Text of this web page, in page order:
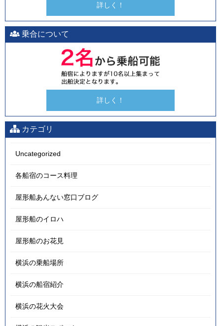
詳しく！
乗合について
詳しく！
カテゴリ
Uncategorized
各船宿のコース料理
屋形船あんない窓口ブログ
屋形船のイロハ
屋形船のお花見
横浜の乗船場所
横浜の船宿紹介
横浜の花火大会